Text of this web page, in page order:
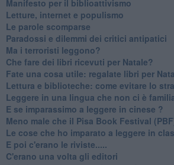
​Manifesto per il biblioattivismo
Letture, internet e populismo
​Le parole scomparse
​Paradossi e dilemmi dei critici antipatici
Ma i terroristi leggono?
​Che fare dei libri ricevuti per Natale?
​Fate una cosa utile: regalate libri per
​Lettura e biblioteche: come evitare lo
Leggere in una lingua che non ci è
​E se imparassimo a leggere in cinese ?
​Meno male che il Pisa Book Festival
​Le cose che ho imparato a leggere in
​E poi c'erano le riviste.....
​C'erano una volta gli editori